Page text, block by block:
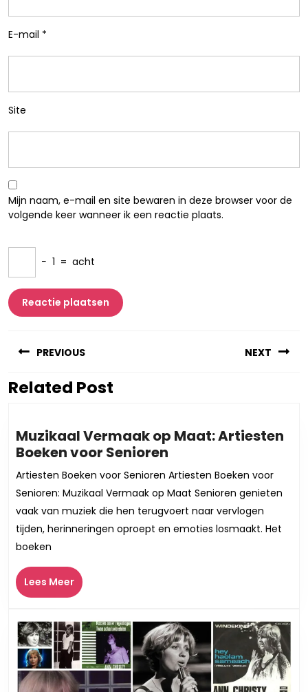
E-mail *
Site
Mijn naam, e-mail en site bewaren in deze browser voor de
volgende keer wanneer ik een reactie plaats.
− 1 = acht
PREVIOUS
Vorig
NEXT
Related Post
Muzikaal Vermaak op Maat: Artiesten
Boeken voor Senioren
Vermaak
op
Maat:
Artiesten
Boeken
Artiesten Boeken voor Senioren Artiesten Boeken voor
Senioren: Muzikaal Vermaak op Maat Senioren genieten
vaak van muziek die hen terugvoert naar vervlogen
tijden, herinneringen oproept en emoties losmaakt. Het
boeken
Lees MeerLees
Meer